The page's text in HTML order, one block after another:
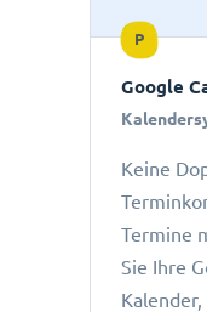
P
Google
Keine
Termine
Sie Ihre